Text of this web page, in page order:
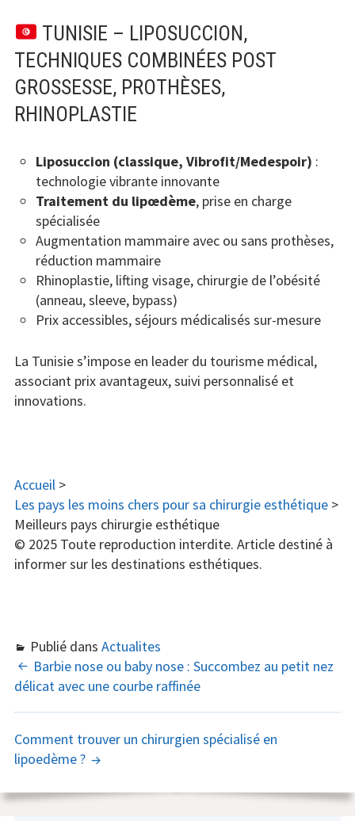
TUNISIE – LIPOSUCCION,
TECHNIQUES COMBINÉES POST
GROSSESSE, PROTHÈSES,
RHINOPLASTIE
Liposuccion (classique, Vibrofit/Medespoir) :
technologie vibrante innovante
Traitement du lipœdème, prise en charge
spécialisée
Augmentation mammaire avec ou sans prothèses,
réduction mammaire
Rhinoplastie, lifting visage, chirurgie de l’obésité
(anneau, sleeve, bypass)
Prix accessibles, séjours médicalisés sur-mesure
La Tunisie s’impose en leader du tourisme médical,
associant prix avantageux, suivi personnalisé et
innovations.
Accueil>
Les pays les moins chers pour sa chirurgie esthétique>
Meilleurs pays chirurgie esthétique
© 2025 Toute reproduction interdite. Article destiné à
informer sur les destinations esthétiques.
Publié dans Actualites
NAVIGATION
DES
Barbie nose ou baby nose : Succombez au petit nez
délicat avec une courbe raffinée
Comment trouver un chirurgien spécialisé en
lipoedème ?